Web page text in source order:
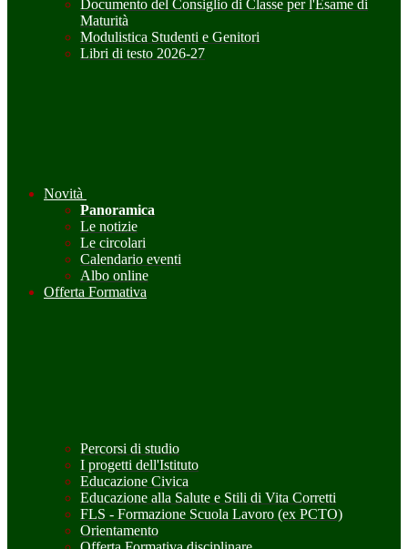
Documento del Consiglio di Classe per l'Esame di
Maturità
Modulistica Studenti e Genitori
Libri di testo 2026-27
Novità
Panoramica
Le notizie
Le circolari
Calendario eventi
Albo online
Offerta Formativa
Percorsi di studio
I progetti dell'Istituto
Educazione Civica
Educazione alla Salute e Stili di Vita Corretti
FLS - Formazione Scuola Lavoro (ex PCTO)
Orientamento